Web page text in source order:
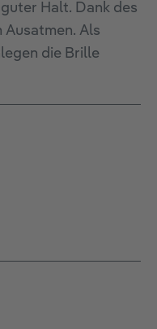
Halt. Dank des
Ausatmen. Als
die Brille